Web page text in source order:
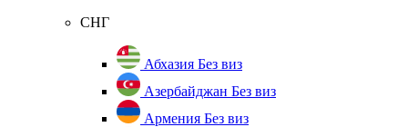
СНГ
Абхазия Без виз
Азербайджан Без виз
Армения Без виз